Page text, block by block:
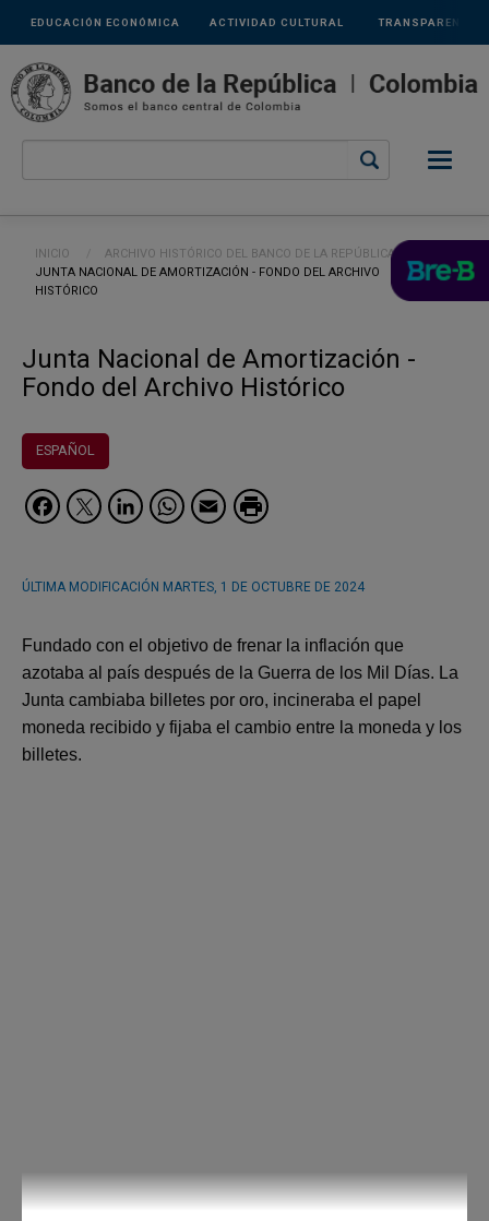
Pasar al contenido principal
Links
secundarios
ACTIVIDAD CULTURAL
EDUCACIÓN ECONÓMICA TRANSPARENCIA
Ruta de navegación
INICIO
ARCHIVO HISTÓRICO DEL BANCO DE LA REPÚBLICA
CURRENT:
JUNTA NACIONAL DE AMORTIZACIÓN - FONDO DEL ARCHIVO
HISTÓRICO
Junta Nacional de Amortización -
Fondo del Archivo Histórico
ESPAÑOL
Facebook
Twitter
LinkedIn
WhatsApp
Email
ÚLTIMA MODIFICACIÓN MARTES, 1 DE OCTUBRE DE 2024
Fundado con el objetivo de frenar la inflación que
azotaba al país después de la Guerra de los Mil Días. La
Junta cambiaba billetes por oro, incineraba el papel
moneda recibido y fijaba el cambio entre la moneda y los
billetes.